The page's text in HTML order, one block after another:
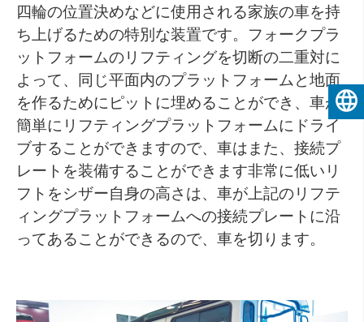
四輪の位置決めなどに使用される家族の車を持
ち上げるための特別な装置です。フォークプラ
ットフォームのリフティングを切断の二重対に
よって、同じ平面内のプラットフォームと地面
を作るためにピットに埋めることができ、車が
簡単にリフティングプラットフォームにドライ
ブすることができますので、車はまた、接続プ
レートを装備することができます非常に低いリ
フトをシザー自身の高さは、車が上記のリフテ
ィングプラットフォームへの接続プレートに沿
ってあることができるので、車を切ります。
日本語